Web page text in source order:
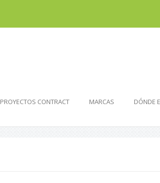
PROYECTOS CONTRACT MARCAS DÓNDE